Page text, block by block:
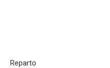
Reparto